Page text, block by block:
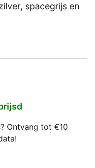
spacegrijs en
Ontvang tot €10